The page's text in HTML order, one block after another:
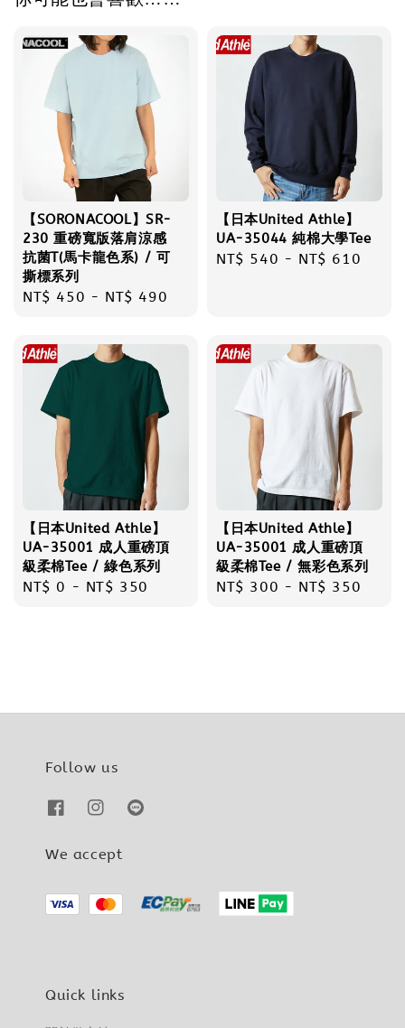
【SORONACOOL】SR-
230 重磅寬版落肩涼感
抗菌T(馬卡龍色系) / 可
撕標系列
Regular
NT$ 450 - NT$ 490
【日本United Athle】
UA-35044 純棉大學Tee
Regular
NT$ 540 - NT$ 610
【日本United Athle】
UA-35001 成人重磅頂
級柔棉Tee / 綠色系列
Regular
NT$ 0 - NT$ 350
【日本United Athle】
UA-35001 成人重磅頂
級柔棉Tee / 無彩色系列
Regular
NT$ 300 - NT$ 350
Follow us
We accept
Quick links